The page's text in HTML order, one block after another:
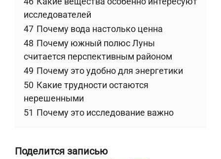
исследователей
47 Почему вода настолько ценна
48 Почему южный полюс Луны
считается перспективным районом
49 Почему это удобно для энергетики
50 Какие трудности остаются
нерешенными
51 Почему это исследование важно
Поделится записью